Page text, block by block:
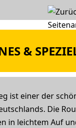
&
ist einer der
Die
in leichtem Auf